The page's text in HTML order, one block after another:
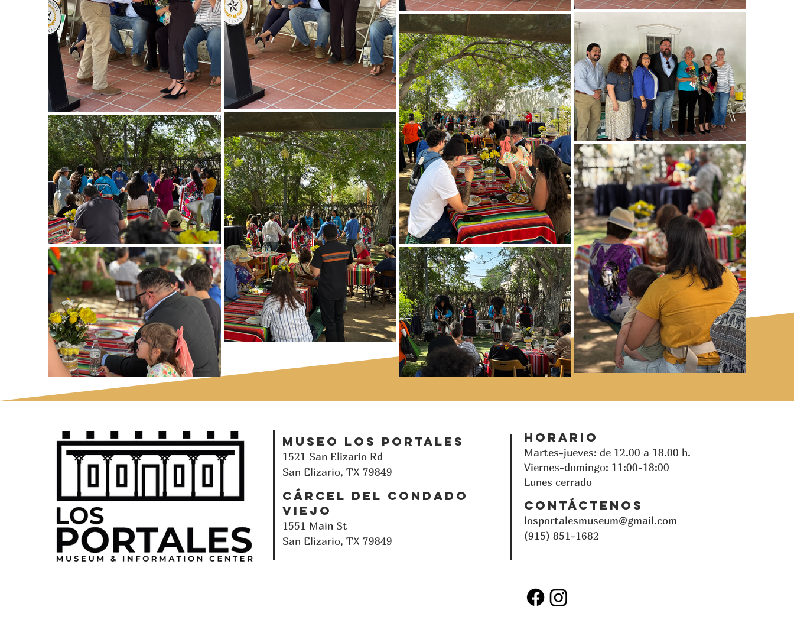
Museo Los Portales
1521 San Elizario Rd
San Elizario, TX 79849
Cárcel del Condado
Viejo
1551 Main St
San Elizario, TX 79849
Horario
Martes-jueves: de 12.00 a 18.00 h.
Viernes-domingo: 11:00-18:00
Lunes cerrado
Contáctenos
losportalesmuseum@gmail.com
(915) 851-1682